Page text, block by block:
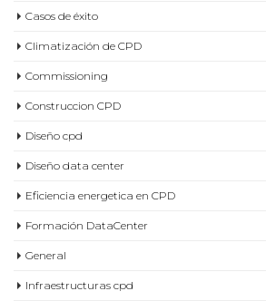
Casos de éxito
Climatización de CPD
Commissioning
Construccion CPD
Diseño cpd
Diseño data center
Eficiencia energetica en CPD
Formación DataCenter
General
Infraestructuras cpd